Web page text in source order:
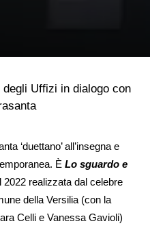
Uffizi in dialogo con
‘duettano’ all’insegna e
È Lo sguardo e
realizzata dal celebre
della Versilia (con la
Celli e Vanessa Gavioli)